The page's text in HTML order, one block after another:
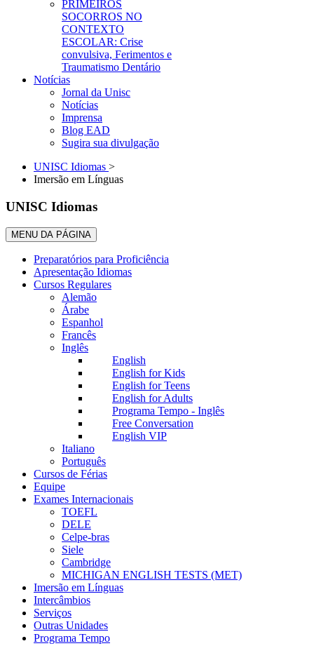
PRIMEIROS
SOCORROS NO
CONTEXTO
ESCOLAR: Crise
convulsiva, Ferimentos e
Traumatismo Dentário
Notícias
Jornal da Unisc
Notícias
Imprensa
Blog EAD
Sugira sua divulgação
UNISC Idiomas >
Imersão em Línguas
UNISC Idiomas
MENU DA PÁGINA
Preparatórios para Proficiência
Apresentação Idiomas
Cursos Regulares
Alemão
Árabe
Espanhol
Francês
Inglês
English
English for Kids
English for Teens
English for Adults
Programa Tempo - Inglês
Free Conversation
English VIP
Italiano
Português
Cursos de Férias
Equipe
Exames Internacionais
TOEFL
DELE
Celpe-bras
Siele
Cambridge
MICHIGAN ENGLISH TESTS (MET)
Imersão em Línguas
Intercâmbios
Serviços
Outras Unidades
Programa Tempo